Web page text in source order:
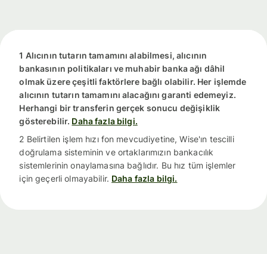
1 Alıcının tutarın tamamını alabilmesi, alıcının
bankasının politikaları ve muhabir banka ağı dâhil
olmak üzere çeşitli faktörlere bağlı olabilir. Her işlemde
alıcının tutarın tamamını alacağını garanti edemeyiz.
Herhangi bir transferin gerçek sonucu değişiklik
gösterebilir. Daha fazla bilgi.
2 Belirtilen işlem hızı fon mevcudiyetine, Wise'ın tescilli
doğrulama sisteminin ve ortaklarımızın bankacılık
sistemlerinin onaylamasına bağlıdır. Bu hız tüm işlemler
için geçerli olmayabilir. Daha fazla bilgi.